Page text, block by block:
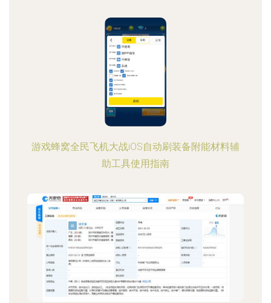
游戏蜂窝全民飞机大战iOS自动刷装备附能材料辅
助工具使用指南